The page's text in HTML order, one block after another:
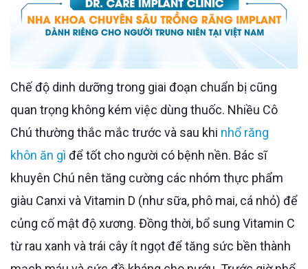
Chế độ dinh dưỡng trong giai đoạn chuẩn bị cũng
quan trọng không kém việc dùng thuốc. Nhiều Cô
Chú thường thắc mắc trước và sau khi nhổ răng
khôn ăn gì để tốt cho người có bệnh nền. Bác sĩ
khuyên Chú nên tăng cường các nhóm thực phẩm
giàu Canxi và Vitamin D (như sữa, phô mai, cá nhỏ) để
củng cố mật độ xương. Đồng thời, bổ sung Vitamin C
từ rau xanh và trái cây ít ngọt để tăng sức bền thành